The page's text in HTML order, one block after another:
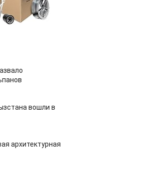
вошли в
архитектурная